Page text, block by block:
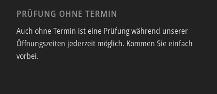
PRÜFUNG OHNE TERMIN
Auch ohne Termin ist eine Prüfung während unserer
Öffnungszeiten jederzeit möglich. Kommen Sie einfach
vorbei.